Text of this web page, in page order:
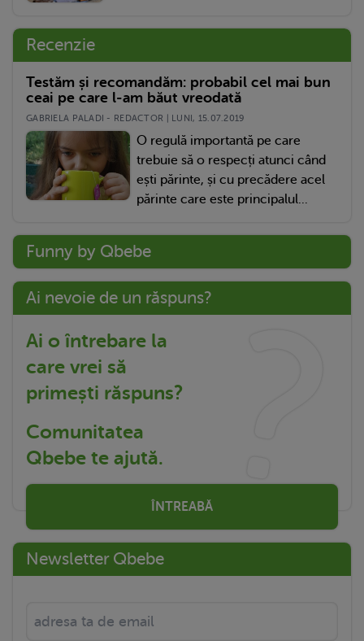
Recenzie
Testăm și recomandăm: probabil cel mai bun
ceai pe care l-am băut vreodată
GABRIELA PALADI - REDACTOR | LUNI, 15.07.2019
O regulă importantă pe care
trebuie să o respecți atunci când
ești părinte, și cu precădere acel
părinte care este principalul...
Funny by Qbebe
Ai nevoie de un răspuns?
Ai o întrebare la
care vrei să
primești răspuns?
Comunitatea
Qbebe te ajută.
ÎNTREABĂ
Newsletter Qbebe